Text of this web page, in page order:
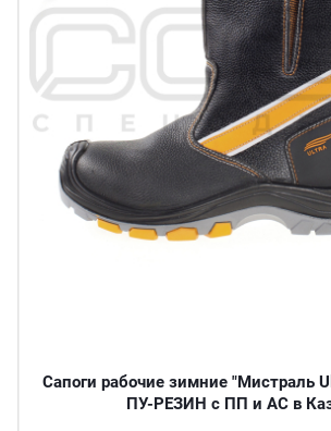
Сапоги рабочие зимние "Мистраль
ПУ-РЕЗИН с ПП и АС в